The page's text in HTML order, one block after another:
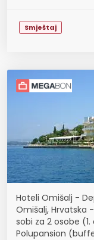
Smještaj
Hoteli Omišalj -
Omišalj, Hrvatska
sobi za 2 osobe
Polupansion